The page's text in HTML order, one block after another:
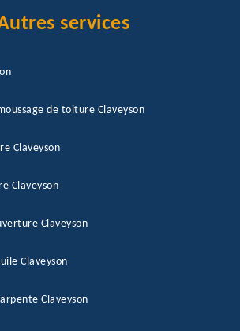
services
de toiture Claveyson
Claveyson
Claveyson
Claveyson
Claveyson
Claveyson